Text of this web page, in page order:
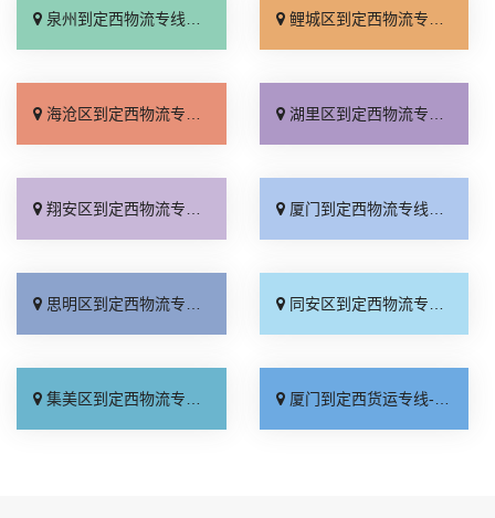
泉州到定西物流专线_专线查询「多少一吨」 鲤城区到定西物流专线_运费多少「运价实惠」
海沧区到定西物流专线_合理收费「多少一方」 湖里区到定西物流专线_每日发车「直发全境」
翔安区到定西物流专线_放心物流「来电咨询」 厦门到定西物流专线_专业可靠「托运省心」
思明区到定西物流专线_怎么收费「市县派送」 同安区到定西物流专线_快速直达「多少一方」
集美区到定西物流专线_限时必达「上门取件」 厦门到定西货运专线-厦门到定西物流公司_一站式托运「来电咨询」